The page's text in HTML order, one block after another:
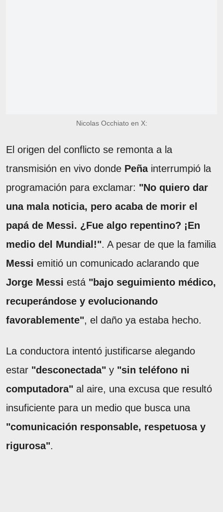
Nicolas Occhiato en X:
El origen del conflicto se remonta a la
transmisión en vivo donde Peñainterrumpió la
programación para exclamar: "No quiero dar
una mala noticia, pero acaba de morir el
papá de Messi. ¿Fue algo repentino? ¡En
medio del Mundial!". A pesar de que la familia
Messi emitió un comunicado aclarando que
Jorge Messi está "bajo seguimiento médico,
recuperándose y evolucionando
favorablemente", el daño ya estaba hecho.
La conductora intentó justificarse alegando
estar "desconectada" y "sin teléfono ni
computadora" al aire, una excusa que resultó
insuficiente para un medio que busca una
"comunicación responsable, respetuosa y
rigurosa".